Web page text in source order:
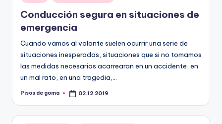
en
Conducción segura en situaciones de
emergencia
Cuando vamos al volante suelen ocurrir una serie de
situaciones inesperadas, situaciones que si no tomamos
las medidas necesarias acarrearan en un accidente, en
un mal rato, en una tragedia,…
Publicado
Pisos de goma 02.12.2019